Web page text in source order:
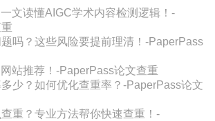
文读懂AIGC学术内容检测逻辑！-
吗？这些风险要提前理清！-PaperPass
站推荐！-PaperPass论文查重
少？如何优化查重率？-PaperPass论文
重？专业方法帮你快速查重！-